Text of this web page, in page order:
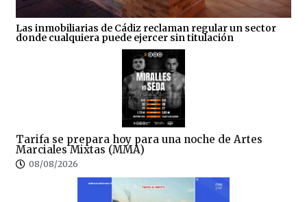
Las inmobiliarias de Cádiz reclaman regular un sector
donde cualquiera puede ejercer sin titulación
Tarifa se prepara hoy para una noche de Artes
Marciales Mixtas (MMA)
08/08/2026